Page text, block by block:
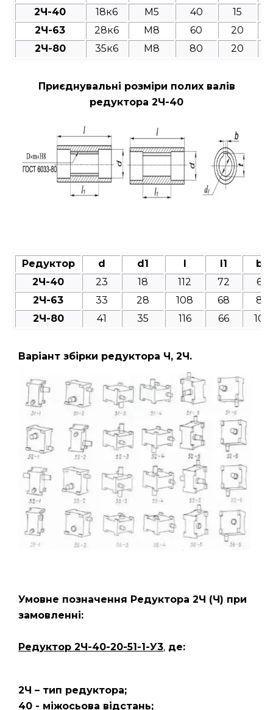
2Ч-40
18к6 M5 40 15
2Ч-63
28к6 M8 60 20
2Ч-80
35к6 M8 80 20
Приєднувальні розміри полих валів
редуктора 2Ч-40
Редуктор d d1 l l1
b
2Ч-40
23 18 112 72
6
2Ч-63
33 28 108 68
8
2Ч-80
41 35 116 66 10
Варіант збірки редуктора Ч, 2Ч.
Умовне позначення Редуктора 2Ч (Ч) при
замовленні:
Редуктор 2Ч-40-20-51-1-У3, де:
2Ч – тип редуктора;
40 - міжосьова відстань;